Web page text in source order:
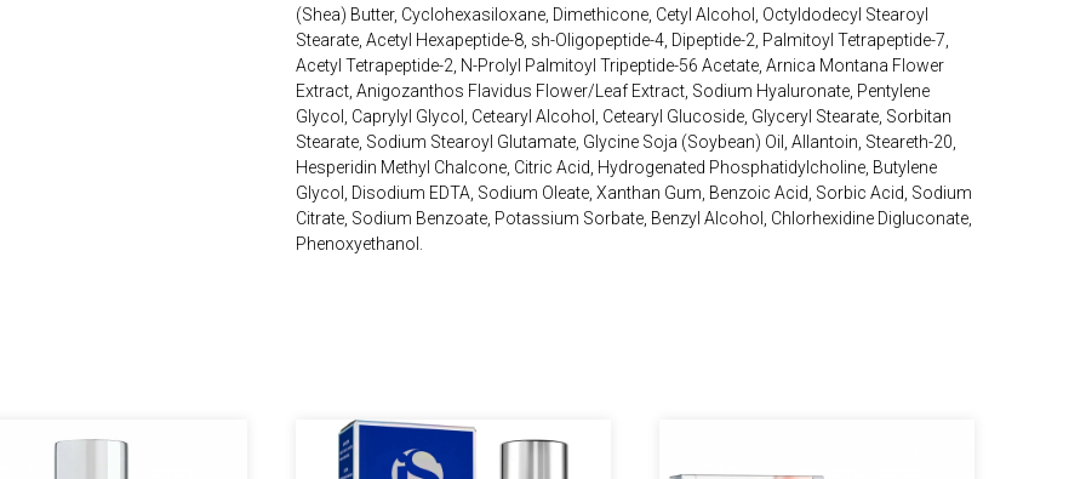
(Shea) Butter, Cyclohexasiloxane, Dimethicone, Cetyl Alcohol, Octyldodecyl Stearoyl
Stearate, Acetyl Hexapeptide-8, sh-Oligopeptide-4, Dipeptide-2, Palmitoyl Tetrapeptide-7,
Acetyl Tetrapeptide-2, N-Prolyl Palmitoyl Tripeptide-56 Acetate, Arnica Montana Flower
Extract, Anigozanthos Flavidus Flower/Leaf Extract, Sodium Hyaluronate, Pentylene
Glycol, Caprylyl Glycol, Cetearyl Alcohol, Cetearyl Glucoside, Glyceryl Stearate, Sorbitan
Stearate, Sodium Stearoyl Glutamate, Glycine Soja (Soybean) Oil, Allantoin, Steareth-20,
Hesperidin Methyl Chalcone, Citric Acid, Hydrogenated Phosphatidylcholine, Butylene
Glycol, Disodium EDTA, Sodium Oleate, Xanthan Gum, Benzoic Acid, Sorbic Acid, Sodium
Citrate, Sodium Benzoate, Potassium Sorbate, Benzyl Alcohol, Chlorhexidine Digluconate,
Phenoxyethanol.